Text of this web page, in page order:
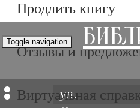
Продлить книгу
Отзывы и
Виртуальная
ул.
Toggle navigation